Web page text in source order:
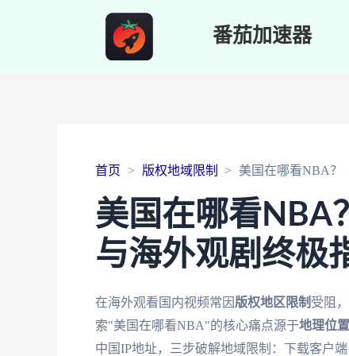
番茄加速器
首页 版权地域限制 美国在哪看NBA？
美国在哪看NBA
与海外观剧终极
在海外观看国内视频常因 版权地区限制 受阻
索"美国在哪看NBA"的核心痛点源于地理位
中国IP地址，三步破解地域限制：下载客户